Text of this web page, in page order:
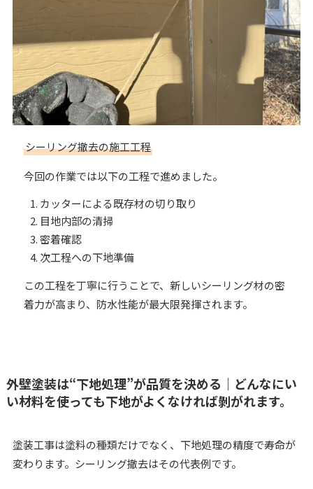
シーリング撤去の施工工程
今回の作業では以下の工程で進めました。
カッターによる既存材の切り取り
目地内部の清掃
密着確認
次工程への下地準備
この工程を丁寧に行うことで、新しいシーリング材の密
着力が高まり、防水性能が最大限発揮されます。
外壁塗装は“下地処理”が品質を決める｜どんなにい
い材料を使っても下地がよくなければ剝がれます。
塗装工事は塗料の種類だけでなく、下地処理の精度で寿命が
変わります。シーリング撤去はその代表例です。